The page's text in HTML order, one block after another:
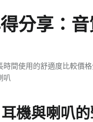
分享：
間使用的舒適度比較價
叭
機與喇叭